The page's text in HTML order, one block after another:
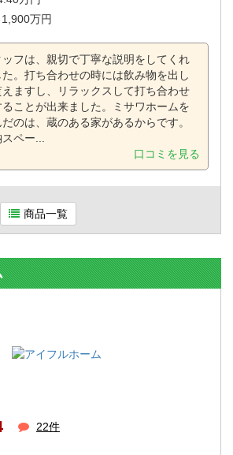
1,900万円
ッフは、親切で丁寧な説明をしてくれ
た。打ち合わせの時には飲み物を出し
えますし、リラックスして打ち合わせ
ることが出来ました。ミサワホームを
のは、蔵のある家があるからです。
ペー...
口コミを見る
商品一覧
22件